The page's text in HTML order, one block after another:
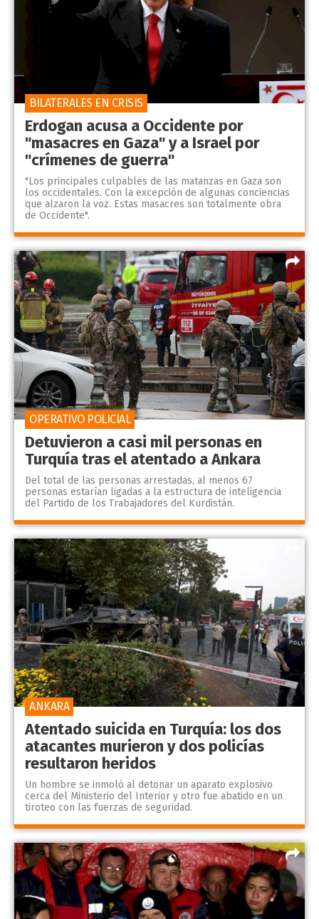
Erdogan acusa a Occidente por
"masacres en Gaza" y a Israel por
"crímenes de guerra"
"Los principales culpables de las matanzas en Gaza son
los occidentales. Con la excepción de algunas conciencias
que alzaron la voz. Estas masacres son totalmente obra
de Occidente".
BILATERALES EN CRISIS
Detuvieron a casi mil personas en
Turquía tras el atentado a Ankara
Del total de las personas arrestadas, al menos 67
personas estarían ligadas a la estructura de inteligencia
del Partido de los Trabajadores del Kurdistán.
OPERATIVO POLICIAL
Atentado suicida en Turquía: los dos
atacantes murieron y dos policías
resultaron heridos
Un hombre se inmoló al detonar un aparato explosivo
cerca del Ministerio del Interior y otro fue abatido en un
tiroteo con las fuerzas de seguridad.
ANKARA